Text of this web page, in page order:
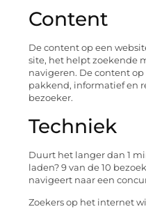
Content
De content op een
site, het helpt zoekende
navigeren. De content
pakkend, informatief en
bezoeker.
Techniek
Duurt het langer dan 1
laden? 9 van de 10
navigeert naar een
Zoekers op het internet